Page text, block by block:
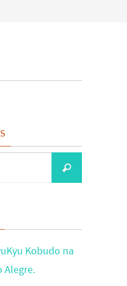
for:
Search
Kobudo na
Alegre.